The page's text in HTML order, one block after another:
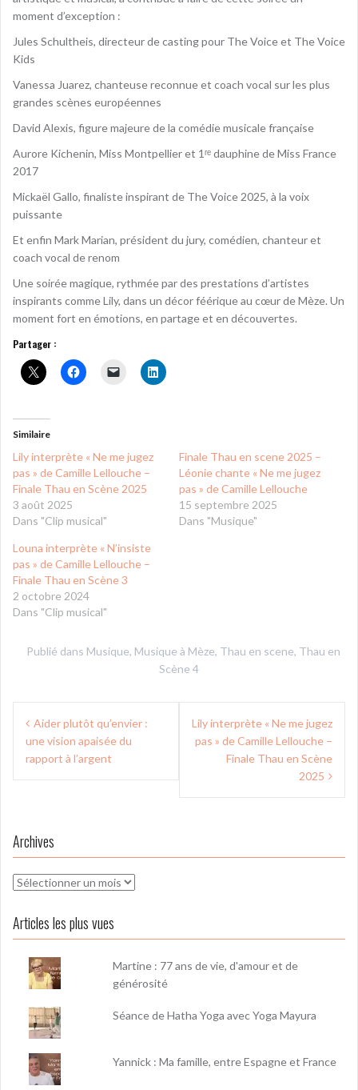
moment d’exception :
Jules Schultheis, directeur de casting pour The Voice et The Voice
Kids
Vanessa Juarez, chanteuse reconnue et coach vocal sur les plus
grandes scènes européennes
David Alexis, figure majeure de la comédie musicale française
Aurore Kichenin, Miss Montpellier et 1ʳᵉ dauphine de Miss France
2017
Mickaël Gallo, finaliste inspirant de The Voice 2025, à la voix
puissante
Et enfin Mark Marian, président du jury, comédien, chanteur et
coach vocal de renom
Une soirée magique, rythmée par des prestations d’artistes
inspirants comme Lily, dans un décor féérique au cœur de Mèze. Un
moment fort en émotions, en partage et en découvertes.
Partager :
Similaire
Lily interprète « Ne me jugez
pas » de Camille Lellouche –
Finale Thau en Scène 2025
3 août 2025
Dans "Clip musical"
Finale Thau en scene 2025 –
Léonie chante « Ne me jugez
pas » de Camille Lellouche
15 septembre 2025
Dans "Musique"
Louna interprète « N’insiste
pas » de Camille Lellouche –
Finale Thau en Scène 3
2 octobre 2024
Dans "Clip musical"
Publié dans Musique, Musique à Mèze, Thau en scene, Thau en
Scène 4
Navigation
de
l’article
Aider plutôt qu’envier :
une vision apaisée du
rapport à l’argent
Lily interprète « Ne me jugez
pas » de Camille Lellouche –
Finale Thau en Scène
2025
Archives
Archives
Articles les plus vues
Martine : 77 ans de vie, d'amour et de
générosité
Séance de Hatha Yoga avec Yoga Mayura
Yannick : Ma famille, entre Espagne et France